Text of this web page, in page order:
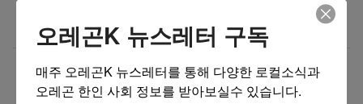
Gastropub (Downtown PDX)
07/06/26
더보기 >>
오레곤K 뉴스레터 구독
매주 오레곤K 뉴스레터를 통해 다양한 로컬소식과
오레곤 한인 사회 정보를 받아보실수 있습니다.